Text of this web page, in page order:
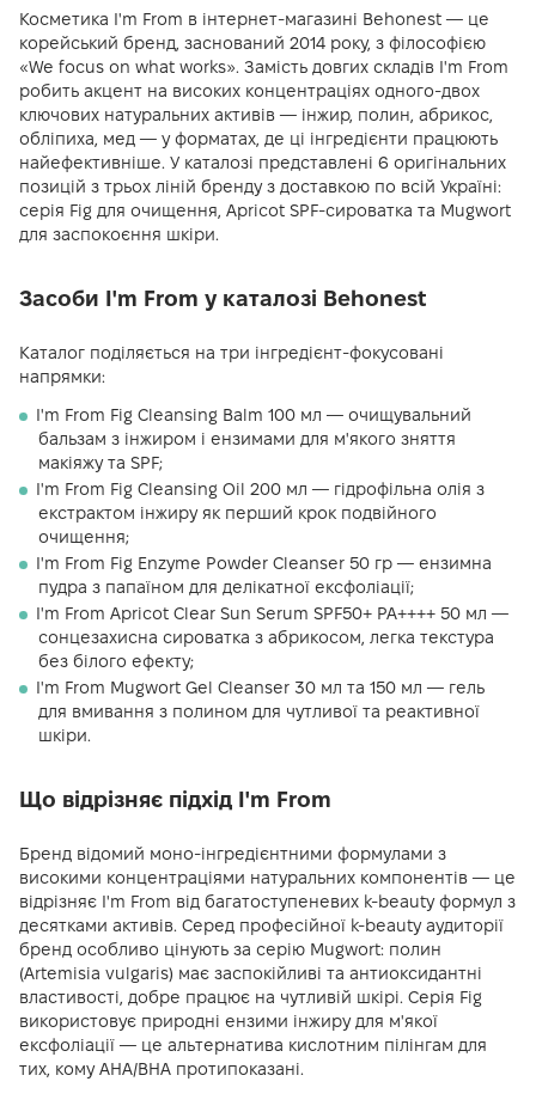
Косметика I'm From в інтернет-магазині Behonest — це
корейський бренд, заснований 2014 року, з філософією
«We focus on what works». Замість довгих складів I'm From
робить акцент на високих концентраціях одного-двох
ключових натуральних активів — інжир, полин, абрикос,
обліпиха, мед — у форматах, де ці інгредієнти працюють
найефективніше. У каталозі представлені 6 оригінальних
позицій з трьох ліній бренду з доставкою по всій Україні:
серія Fig для очищення, Apricot SPF-сироватка та Mugwort
для заспокоєння шкіри.
Засоби I'm From у каталозі Behonest
Каталог поділяється на три інгредієнт-фокусовані
напрямки:
I'm From Fig Cleansing Balm 100 мл — очищувальний
бальзам з інжиром і ензимами для м'якого зняття
макіяжу та SPF;
I'm From Fig Cleansing Oil 200 мл — гідрофільна олія з
екстрактом інжиру як перший крок подвійного
очищення;
I'm From Fig Enzyme Powder Cleanser 50 гр — ензимна
пудра з папаїном для делікатної ексфоліації;
I'm From Apricot Clear Sun Serum SPF50+ PA++++ 50 мл —
сонцезахисна сироватка з абрикосом, легка текстура
без білого ефекту;
I'm From Mugwort Gel Cleanser 30 мл та 150 мл — гель
для вмивання з полином для чутливої та реактивної
шкіри.
Що відрізняє підхід I'm From
Бренд відомий моно-інгредієнтними формулами з
високими концентраціями натуральних компонентів — це
відрізняє I'm From від багатоступеневих k-beauty формул з
десятками активів. Серед професійної k-beauty аудиторії
бренд особливо цінують за серію Mugwort: полин
(Artemisia vulgaris) має заспокійливі та антиоксидантні
властивості, добре працює на чутливій шкірі. Серія Fig
використовує природні ензими інжиру для м'якої
ексфоліації — це альтернатива кислотним пілінгам для
тих, кому AHA/BHA протипоказані.